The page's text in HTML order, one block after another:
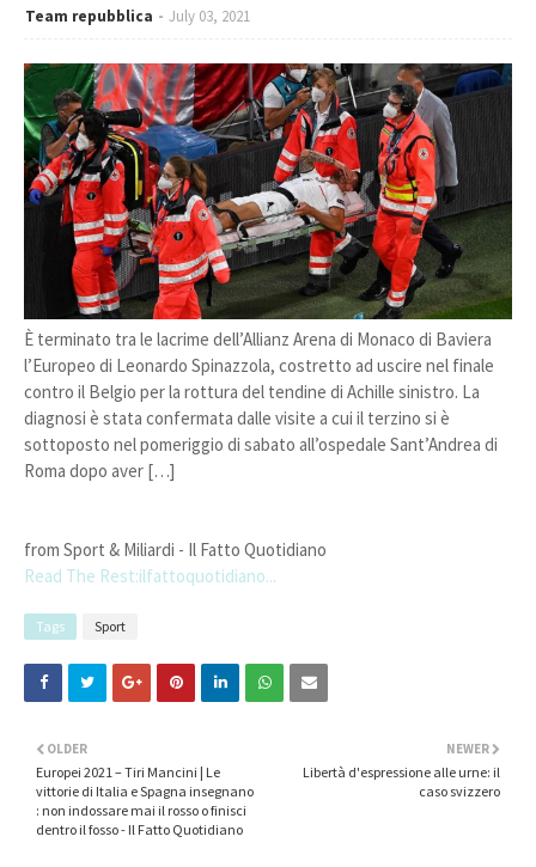
Team repubblica July 03, 2021
È terminato tra le lacrime dell’Allianz Arena di Monaco di Baviera
l’Europeo di Leonardo Spinazzola, costretto ad uscire nel finale
contro il Belgio per la rottura del tendine di Achille sinistro. La
diagnosi è stata confermata dalle visite a cui il terzino si è
sottoposto nel pomeriggio di sabato all’ospedale Sant’Andrea di
Roma dopo aver […]
from Sport & Miliardi - Il Fatto Quotidiano
Read The Rest:ilfattoquotidiano...
Tags Sport
NEWER
Libertà d'espressione alle urne: il
caso svizzero
OLDER
Europei 2021 – Tiri Mancini | Le
vittorie di Italia e Spagna insegnano
: non indossare mai il rosso o finisci
dentro il fosso - Il Fatto Quotidiano